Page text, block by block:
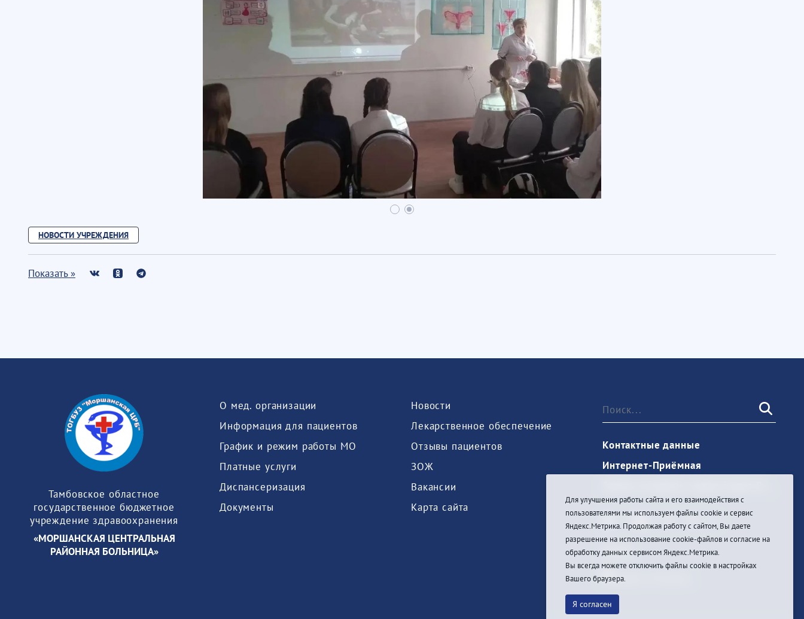
НОВОСТИ УЧРЕЖДЕНИЯ
Показать »
Тамбовское областное
государственное бюджетное
учреждение здравоохранения
«МОРШАНСКАЯ ЦЕНТРАЛЬНАЯ
РАЙОННАЯ БОЛЬНИЦА»
О мед. организации
Информация для пациентов
График и режим работы МО
Платные услуги
Диспансеризация
Документы
Новости
Лекарственное обеспечение
Отзывы пациентов
ЗОЖ
Вакансии
Карта сайта
Контактные данные
Интернет-Приёмная
Войти
Для улучшения работы сайта и его взаимодействия с
пользователями мы используем файлы cookie и сервис
Яндекс.Метрика. Продолжая работу с сайтом, Вы даете
разрешение на использование cookie-файлов и согласие на
обработку данных сервисом Яндекс.Метрика.
Вы всегда можете отключить файлы cookie в настройках
Вашего браузера.
Я согласен